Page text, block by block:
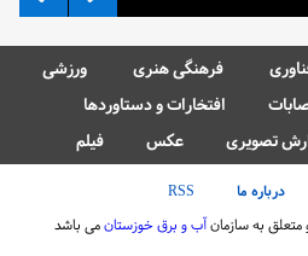
فرهنگی هنری
ورزشی
افتخارات و دستاوردها
تصویری عکس فیلم
درباره ما
RSS
به سازمانآب و برق خوزستانمی باشد